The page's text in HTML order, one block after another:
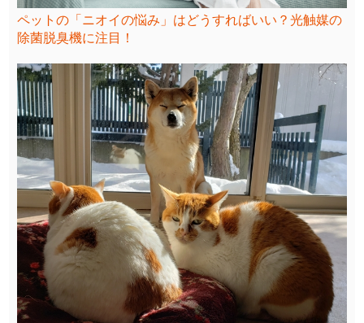
ペットの「ニオイの悩み」はどうすればいい？光触媒の
除菌脱臭機に注目！